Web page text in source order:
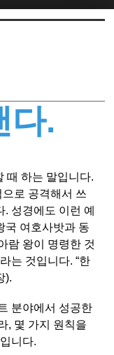
다.
때 하는 말입니다.
로 공격해서 쓰
성경에도 이런 예
국 여호사밧과 동
람 왕이 명령한 것
는 것입니다. “한
).
분야에서 성공한
, 몇 가지 원칙을
니다.